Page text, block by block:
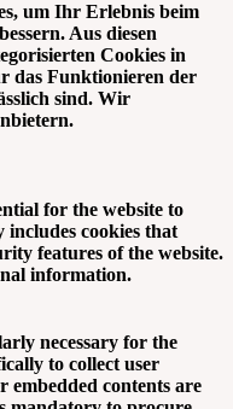
um Ihr Erlebnis beim
Aus diesen
Cookies in
das Funktionieren der
sind. Wir
for the website to
cookies that
features of the website.
information.
necessary for the
to collect user
embedded contents are